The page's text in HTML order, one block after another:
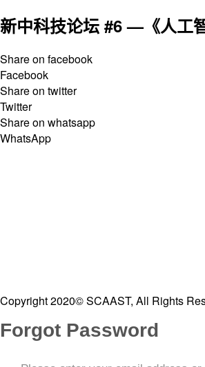
新中科技论坛 #6 —《人工
Share on facebook
Facebook
Share on twitter
Twitter
Share on whatsapp
WhatsApp
Copyright 2020© SCAAST, All Rights
Forgot Password